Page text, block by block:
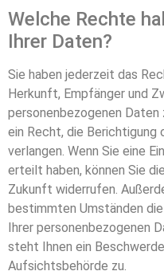
Welche Rechte
Ihrer Daten?
Sie haben jederzeit das
Herkunft, Empfänger und
personenbezogenen Daten
ein Recht, die Berichtigung
verlangen. Wenn Sie eine
erteilt haben, können Sie
Zukunft widerrufen.
bestimmten Umständen
Ihrer personenbezogenen
steht Ihnen ein
Aufsichtsbehörde zu.